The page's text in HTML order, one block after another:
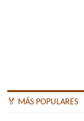
🏅 MÁS POPULARES